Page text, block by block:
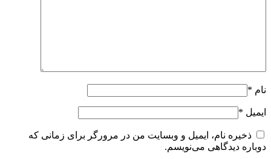
نام *
ایمیل *
ذخیره نام، ایمیل و وبسایت من در مرورگر برای زمانی که
دوباره دیدگاهی می‌نویسم.